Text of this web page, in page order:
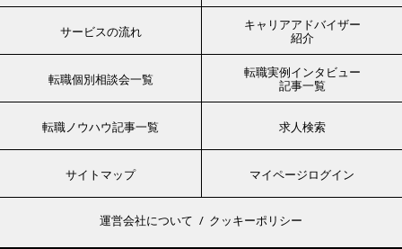
サービスの流れ
キャリアアドバイザー
紹介
転職個別相談会一覧
転職実例インタビュー
記事一覧
転職ノウハウ記事一覧 求人検索
サイトマップ マイページログイン
運営会社について クッキーポリシー